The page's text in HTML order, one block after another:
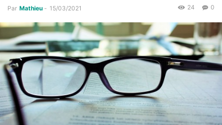
Par Mathieu - 15/03/2021 0
24